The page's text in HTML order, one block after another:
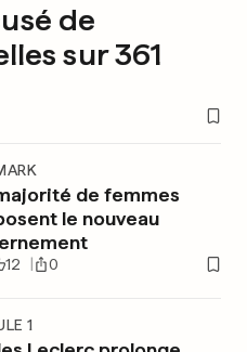
de
sur 361
de femmes
le nouveau
12 0
1